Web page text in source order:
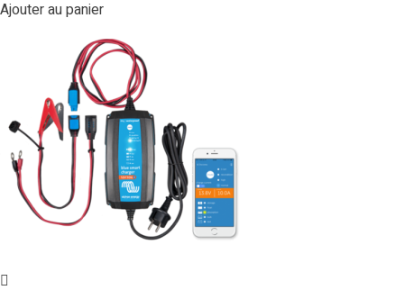
Ajouter au panier